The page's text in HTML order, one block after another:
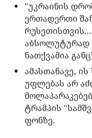
"უკრაინის
ერთადერთი
რუსეთისთვის...
აბსოლუტურად
ნათქვამია
ამასთანავე,
უფლებას არ
ტრამპის
ფონზე.